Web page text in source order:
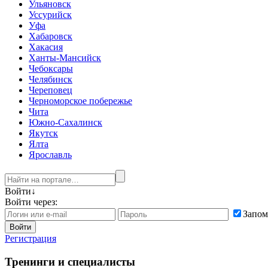
Ульяновск
Уссурийск
Уфа
Хабаровск
Хакасия
Ханты-Мансийск
Чебоксары
Челябинск
Череповец
Черноморское побережье
Чита
Южно-Сахалинск
Якутск
Ялта
Ярославль
Войти↓
Войти через:
Войти
Регистрация
Тренинги и специалисты